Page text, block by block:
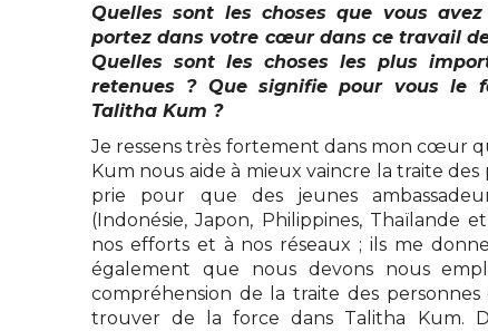
Quelles sont les choses que vous
portez dans votre cœur dans ce travail
Quelles sont les choses les plus
retenues ? Que signifie pour vous le
Talitha Kum ?
Je ressens très fortement dans mon cœur
Kum nous aide à mieux vaincre la traite des
prie pour que des jeunes
(Indonésie, Japon, Philippines, Thaïlande
nos efforts et à nos réseaux ; ils me
également que nous devons nous
compréhension de la traite des
trouver de la force dans Talitha Kum.